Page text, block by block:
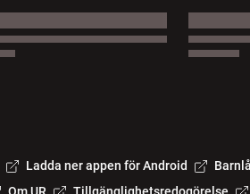
Ladda ner appen för Android